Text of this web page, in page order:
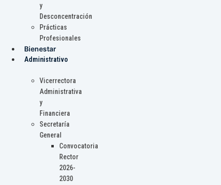
y
Desconcentración
Prácticas
Profesionales
Bienestar
Administrativo
Vicerrectora
Administrativa
y
Financiera
Secretaría
General
Convocatoria
Rector
2026-
2030